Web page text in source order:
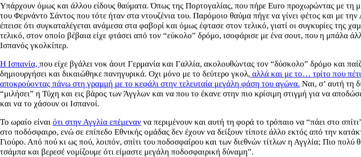
Υπάρχουν όμως και άλλου είδους θαύματα. Όπως της Πορτογαλίας, που πήρε Euro προχωρώντας με τη
του Φερνάντο Σάντος που τότε ήταν στα ντουζένια του. Παρόμοιο θαύμα πήγε να γίνει φέτος και με
έπεισε ότι συγκαταλέγεται ανάμεσα στα φαβορί και όμως έφτασε στον τελικό, γιατί οι συγκυρίες της
τελικό, στον οποίο βέβαια είχε φτάσει από τον “εύκολο” δρόμο, ισοφάρισε με ένα σουτ, που η μπάλα
Ισπανός γκολκίπερ.
Η Ισπανία, που είχε βγάλει νοκ άουτ Γερμανία και Γαλλία, ακολουθώντας τον “δύσκολο” δρόμο και
δημιουργήσει και δικαιώθηκε πανηγυρικά. Οχι μόνο με το δεύτερο γκολ, αλλά και με το… τρίτο που
αποκρούοντας πάνω στη γραμμή με το κεφάλι στην τελευταία μεγάλη φάση του αγώνα. Ναι, σ’ αυτή τη
“μιλήσει” η Τύχη και εις βάρος τωνΆγγλων και να που το έκανε στην πιο κρίσιμη στιγμή για να
και να το χάσουν οι Ισπανοί.
Το ωραίο είναι ότι στην Αγγλία επέμεναν να περιμένουν και αυτή τη φορά το τρόπαιο να “πάει στο
στο ποδόσφαιρο, ενώ σε επίπεδο Εθνικής ομάδας δεν έχουν να δείξουν τίποτε άλλο εκτός από την
Γιούρο. Από πού κι ως πού, λοιπόν, σπίτι του ποδοσφαίρου και των διεθνών τίτλων η Αγγλία; Πιο πολύ
τσάμπα και βερεσέ νομίζουμε ότι είμαστε μεγάλη ποδοσφαιρική δύναμη”.